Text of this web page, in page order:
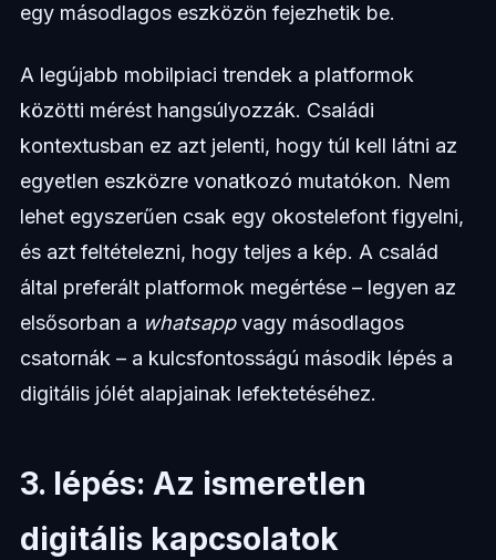
egy másodlagos eszközön fejezhetik be.
A legújabb mobilpiaci trendek a platformok
közötti mérést hangsúlyozzák. Családi
kontextusban ez azt jelenti, hogy túl kell látni az
egyetlen eszközre vonatkozó mutatókon. Nem
lehet egyszerűen csak egy okostelefont figyelni,
és azt feltételezni, hogy teljes a kép. A család
által preferált platformok megértése – legyen az
elsősorban a whatsappvagy másodlagos
csatornák – a kulcsfontosságú második lépés a
digitális jólét alapjainak lefektetéséhez.
3. lépés: Az ismeretlen
digitális kapcsolatok